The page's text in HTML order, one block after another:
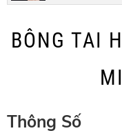
BÔNG TAI
Thông Số